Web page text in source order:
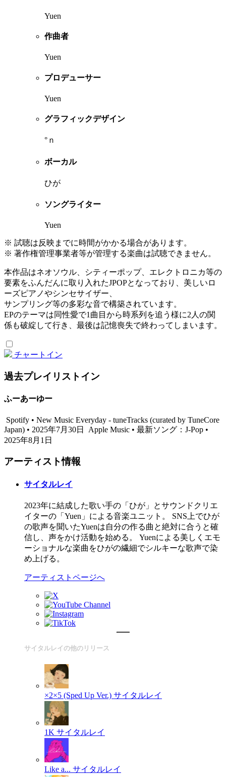
Yuen
作曲者
Yuen
プロデューサー
Yuen
グラフィックデザイン
°ｎ
ボーカル
ひが
ソングライター
Yuen
※ 試聴は反映までに時間がかかる場合があります。
※ 著作権管理事業者等が管理する楽曲は試聴できません。
本作品はネオソウル、シティーポップ、エレクトロニカ等の
要素をふんだんに取り入れたJPOPとなっており、美しいロ
ーズピアノやシンセサイザー、
サンプリング等の多彩な音で構築されています。
EPのテーマは同性愛で1曲目から時系列を追う様に2人の関
係も破綻して行き、最後は記憶喪失で終わってしまいます。
チャートイン
過去プレイリストイン
ふーあーゆー
Spotify • New Music Everyday - tuneTracks (curated by TuneCore
Japan) • 2025年7月30日
Apple Music • 最新ソング：J-Pop •
2025年8月1日
アーティスト情報
サイタルレイ
2023年に結成した歌い手の「ひが」とサウンドクリエ
イターの「Yuen」による音楽ユニット。 SNS上でひが
の歌声を聞いたYuenは自分の作る曲と絶対に合うと確
信し、声をかけ活動を始める。 Yuenによる美しくエモ
ーショナルな楽曲をひがの繊細でシルキーな歌声で染
め上げる。
アーティストページへ
サイタルレイの他のリリース
×2×5 (Sped Up Ver.) サイタルレイ
1K サイタルレイ
Like a... サイタルレイ